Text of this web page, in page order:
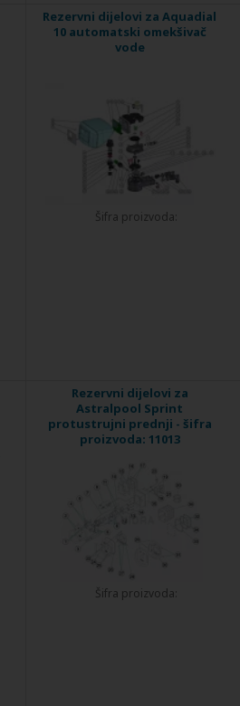
Rezervni dijelovi za Aquadial
10 automatski omekšivač
vode
Šifra proizvoda:
Rezervni dijelovi za
Astralpool Sprint
protustrujni prednji - šifra
proizvoda: 11013
Šifra proizvoda: